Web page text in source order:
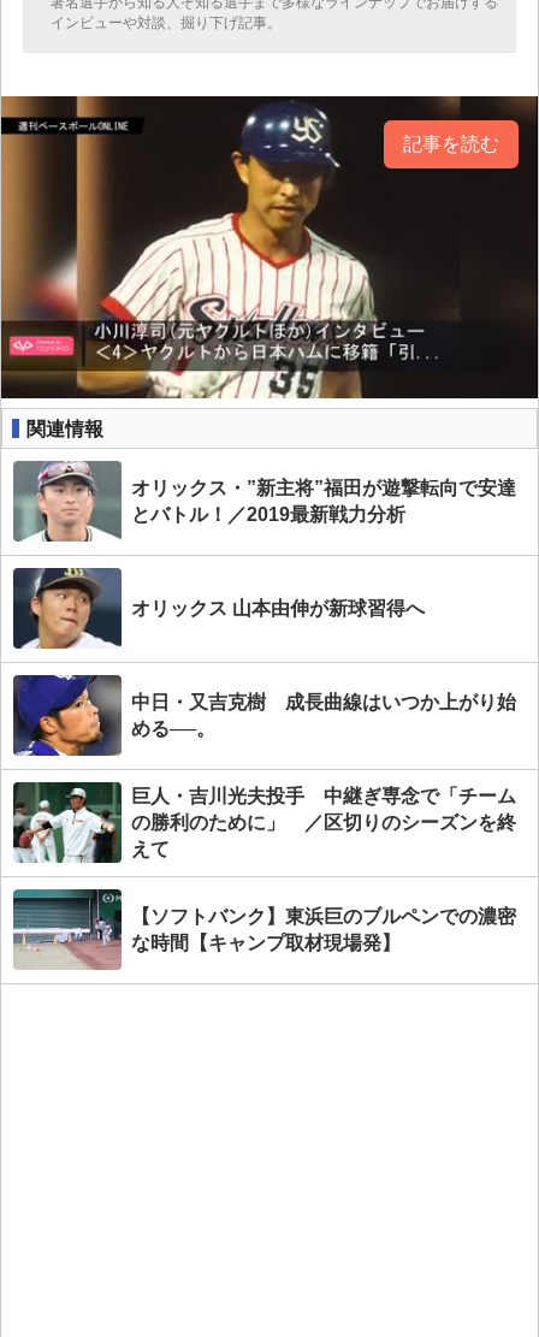
インビューや対談、掘り下げ記事。
記事を読む
関連情報
オリックス・”新主将”福田が遊撃転向で安達
とバトル！／2019最新戦力分析
オリックス 山本由伸が新球習得へ
中日・又吉克樹 成長曲線はいつか上がり始
める──。
巨人・吉川光夫投手 中継ぎ専念で「チーム
の勝利のために」 ／区切りのシーズンを終
えて
【ソフトバンク】東浜巨のブルペンでの濃密
な時間【キャンプ取材現場発】